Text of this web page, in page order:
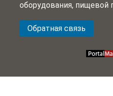
оборудования, пищевой
Обратная связь